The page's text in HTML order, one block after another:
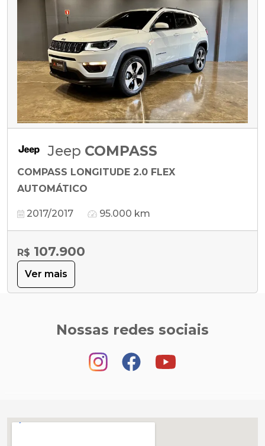
Jeep COMPASS
COMPASS LONGITUDE 2.0 FLEX
AUTOMÁTICO
2017/2017 95.000 km
R$ 107.900
Ver mais
Nossas redes sociais